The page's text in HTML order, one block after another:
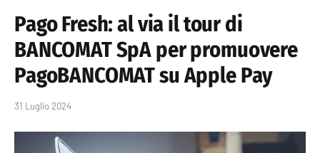
Pago Fresh: al via il tour di
BANCOMAT SpA per promuovere
PagoBANCOMAT su Apple Pay
31 Luglio 2024